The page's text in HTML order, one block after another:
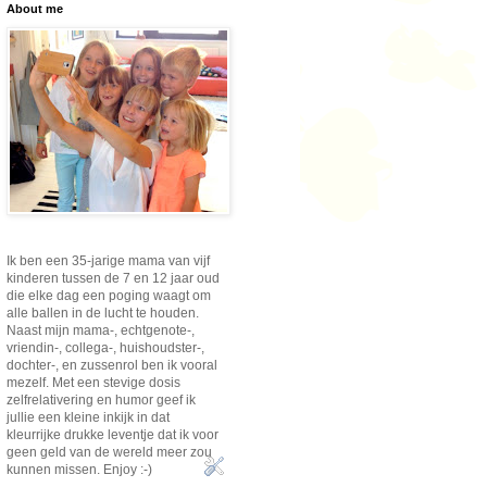
About me
Ik ben een 35-jarige mama van vijf
kinderen tussen de 7 en 12 jaar oud
die elke dag een poging waagt om
alle ballen in de lucht te houden.
Naast mijn mama-, echtgenote-,
vriendin-, collega-, huishoudster-,
dochter-, en zussenrol ben ik vooral
mezelf. Met een stevige dosis
zelfrelativering en humor geef ik
jullie een kleine inkijk in dat
kleurrijke drukke leventje dat ik voor
geen geld van de wereld meer zou
kunnen missen. Enjoy :-)